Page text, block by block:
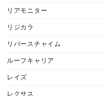
リアモニター
リジカラ
リバースチャイム
ルーフキャリア
レイズ
レクサス